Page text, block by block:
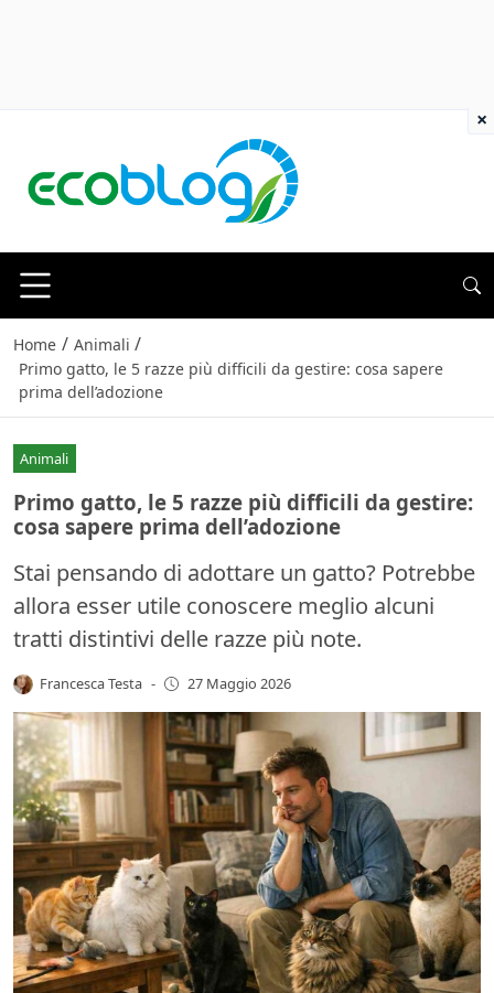
Home / Animali /
Primo gatto, le 5 razze più difficili da gestire: cosa sapere
prima dell’adozione
Animali
Primo gatto, le 5 razze più difficili da gestire:
cosa sapere prima dell’adozione
Stai pensando di adottare un gatto? Potrebbe
allora esser utile conoscere meglio alcuni
tratti distintivi delle razze più note.
Francesca Testa - 27 Maggio 2026
×